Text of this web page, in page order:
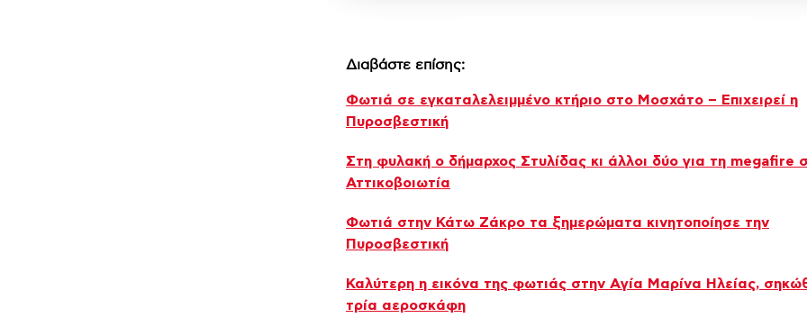
Διαβάστε επίσης:
Φωτιά σε εγκαταλελειμμένο κτήριο στο Μοσχάτο – Επιχειρεί η
Πυροσβεστική
Στη φυλακή ο δήμαρχος Στυλίδας κι άλλοι δύο για τη megafire
Αττικοβοιωτία
Φωτιά στην Κάτω Ζάκρο τα ξημερώματα κινητοποίησε την
Πυροσβεστική
Καλύτερη η εικόνα της φωτιάς στην Aγία Μαρίνα Ηλείας,
τρία αεροσκάφη